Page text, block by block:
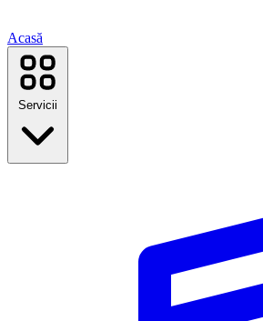
Acasă
Servicii